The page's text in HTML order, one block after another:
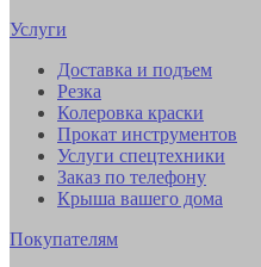
Услуги
Доставка и подъем
Резка
Колеровка краски
Прокат инструментов
Услуги спецтехники
Заказ по телефону
Крыша вашего дома
Покупателям